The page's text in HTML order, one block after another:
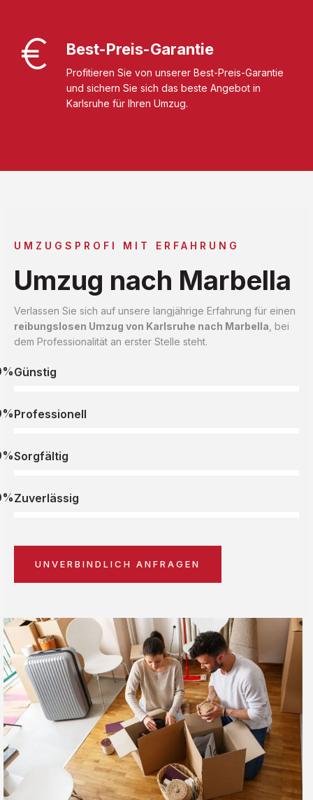
Best-Preis-Garantie
Profitieren Sie von unserer Best-Preis-Garantie
und sichern Sie sich das beste Angebot in
Karlsruhe für Ihren Umzug.
UMZUGSPROFI MIT ERFAHRUNG
Umzug nach Marbella
Verlassen Sie sich auf unsere langjährige Erfahrung für einen
reibungslosen Umzug von Karlsruhe nach Marbella , bei
dem Professionalität an erster Stelle steht.
Günstig
Professionell
Sorgfältig
Zuverlässig
UNVERBINDLICH ANFRAGEN